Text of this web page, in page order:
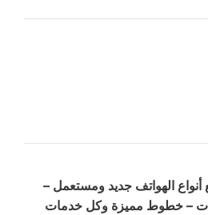
أنواع الهواتف جديد ومستعمل –
– خطوط مميزة وكل خدمات